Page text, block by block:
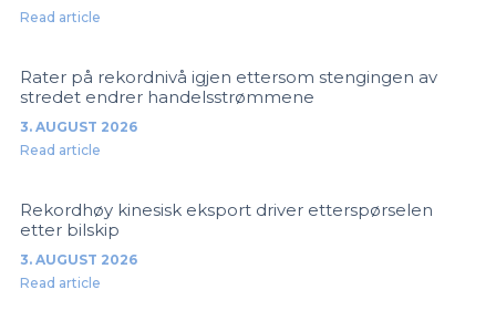
Read article
Rater på rekordnivå igjen ettersom stengingen av
stredet endrer handelsstrømmene
3. AUGUST 2026
Read article
Rekordhøy kinesisk eksport driver etterspørselen
etter bilskip
3. AUGUST 2026
Read article